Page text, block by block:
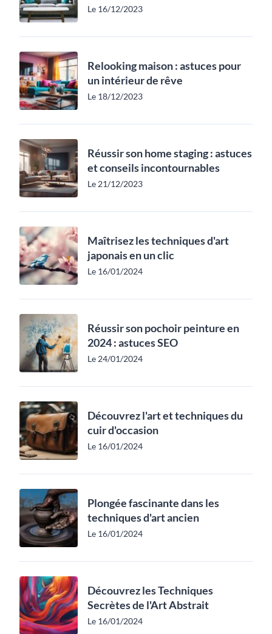
Le 16/12/2023
Relooking maison : astuces pour
un intérieur de rêve
Le 18/12/2023
Réussir son home staging : astuces
et conseils incontournables
Le 21/12/2023
Maîtrisez les techniques d'art
japonais en un clic
Le 16/01/2024
Réussir son pochoir peinture en
2024 : astuces SEO
Le 24/01/2024
Découvrez l'art et techniques du
cuir d'occasion
Le 16/01/2024
Plongée fascinante dans les
techniques d'art ancien
Le 16/01/2024
Découvrez les Techniques
Secrètes de l'Art Abstrait
Le 16/01/2024